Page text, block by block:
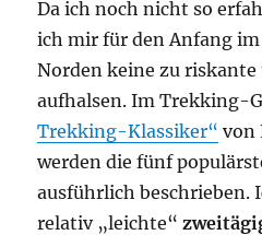
Da ich noch nicht so
ich mir für den Anfang
Norden keine zu
aufhalsen. Im Trekking-
Trekking-Klassiker“ von
werden die fünf
ausführlich beschrieben.
relativ „leichte“